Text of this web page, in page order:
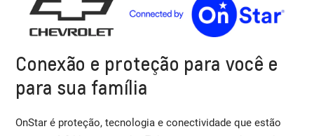
Conexão e proteção para você e
para sua família
OnStar é proteção, tecnologia e conectividade que estão